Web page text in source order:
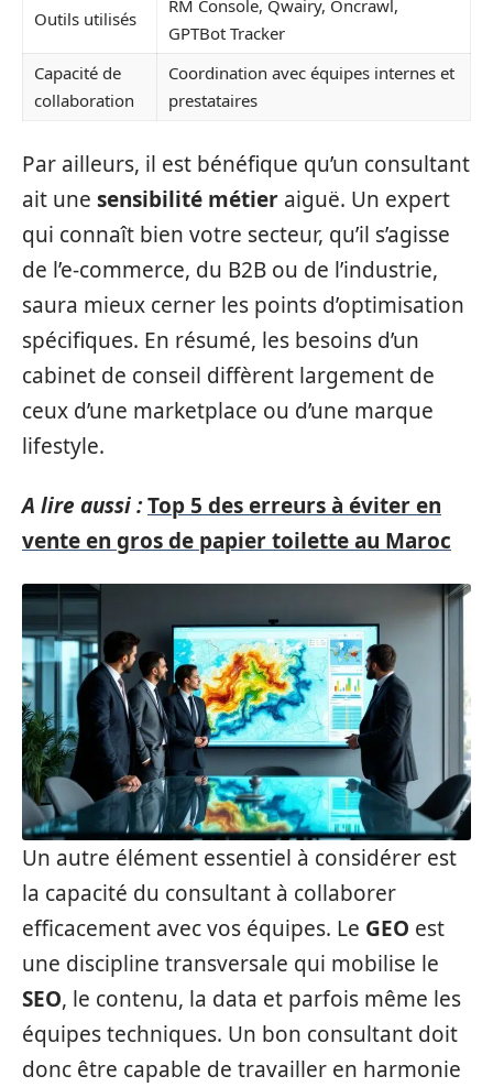
Outils utilisés
RM Console, Qwairy, Oncrawl,
GPTBot Tracker
Capacité de
collaboration
Coordination avec équipes internes et
prestataires
Par ailleurs, il est bénéfique qu’un consultant
ait une sensibilité métier aiguë. Un expert
qui connaît bien votre secteur, qu’il s’agisse
de l’e-commerce, du B2B ou de l’industrie,
saura mieux cerner les points d’optimisation
spécifiques. En résumé, les besoins d’un
cabinet de conseil diffèrent largement de
ceux d’une marketplace ou d’une marque
lifestyle.
A lire aussi :Top 5 des erreurs à éviter en
vente en gros de papier toilette au Maroc
Un autre élément essentiel à considérer est
la capacité du consultant à collaborer
efficacement avec vos équipes. Le GEO est
une discipline transversale qui mobilise le
SEO, le contenu, la data et parfois même les
équipes techniques. Un bon consultant doit
donc être capable de travailler en harmonie